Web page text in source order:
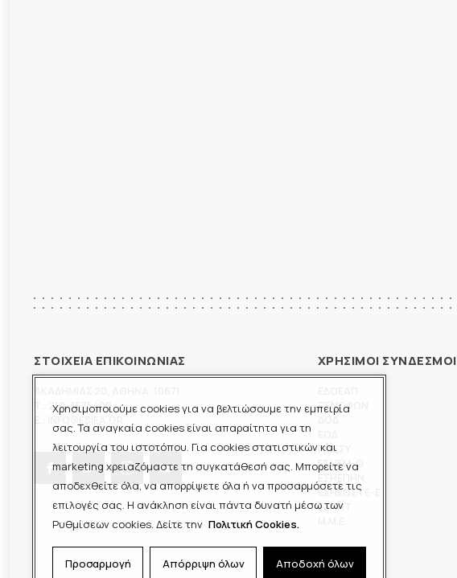
Χρησιμοποιούμε cookies για να βελτιώσουμε την εμπειρία
σας. Τα αναγκαία cookies είναι απαραίτητα για τη
λειτουργία του ιστοτόπου. Για cookies στατιστικών και
marketing χρειαζόμαστε τη συγκατάθεσή σας. Μπορείτε να
αποδεχθείτε όλα, να απορρίψετε όλα ή να προσαρμόσετε τις
επιλογές σας. Η ανάκληση είναι πάντα δυνατή μέσω των
Ρυθμίσεων cookies. Δείτε την Πολιτική Cookies.
Προσαρμογή Απόρριψη όλων Αποδοχή όλων
ΣΤΟΙΧΕΙΑ ΕΠΙΚΟΙΝΩΝΙΑΣ
210-3675400
ΧΡΗΣΙΜΟΙ ΣΥΝΔΕΣΜΟΙ
ΞΕΝΟΦΩΝ
ΠΟΕΣΥ
ΕΣΗΕΜ-Θ
ΕΣΗΕΘΣΤΕ-Ε
ΕΣΠΗΤ